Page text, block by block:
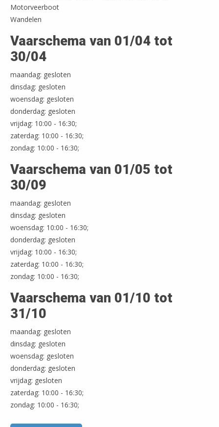
Motorveerboot
Wandelen
Vaarschema van 01/04 tot
30/04
maandag: gesloten
dinsdag: gesloten
woensdag: gesloten
donderdag: gesloten
vrijdag: 10:00 - 16:30;
zaterdag: 10:00 - 16:30;
zondag: 10:00 - 16:30;
Vaarschema van 01/05 tot
30/09
maandag: gesloten
dinsdag: gesloten
woensdag: 10:00 - 16:30;
donderdag: gesloten
vrijdag: 10:00 - 16:30;
zaterdag: 10:00 - 16:30;
zondag: 10:00 - 16:30;
Vaarschema van 01/10 tot
31/10
maandag: gesloten
dinsdag: gesloten
woensdag: gesloten
donderdag: gesloten
vrijdag: gesloten
zaterdag: 10:00 - 16:30;
zondag: 10:00 - 16:30;